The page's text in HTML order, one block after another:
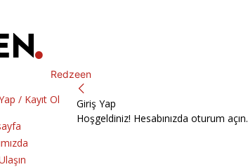
Redzeen
/ Kayıt Ol
Giriş Yap
Hoşgeldiniz! Hesabınızda oturum açın.